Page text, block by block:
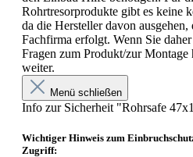
Rohrtresorprodukte gibt es keine
da die Hersteller davon
Fachfirma erfolgt. Wenn Sie
Fragen zum Produkt/zur Montage
weiter.
Menü schließen
Info zur Sicherheit "Rohrsafe
Wichtiger Hinweis zum
Zugriff: